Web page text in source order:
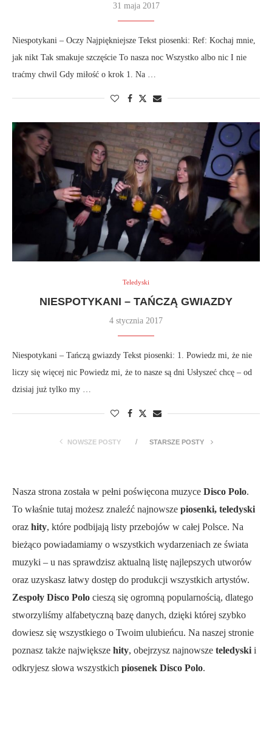
31 maja 2017
Niespotykani – Oczy Najpiękniejsze Tekst piosenki: Ref: Kochaj mnie,
jak nikt Tak smakuje szczęście To nasza noc Wszystko albo nic I nie
traćmy chwil Gdy miłość o krok 1. Na …
Teledyski
NIESPOTYKANI – TAŃCZĄ GWIAZDY
4 stycznia 2017
Niespotykani – Tańczą gwiazdy Tekst piosenki: 1. Powiedz mi, że nie
liczy się więcej nic Powiedz mi, że to nasze są dni Usłyszeć chcę – od
dzisiaj już tylko my …
NOWSZE POSTY STARSZE POSTY
Nasza strona została w pełni poświęcona muzyce Disco Polo.
To właśnie tutaj możesz znaleźć najnowsze piosenki, teledyski
oraz hity, które podbijają listy przebojów w całej Polsce. Na
bieżąco powiadamiamy o wszystkich wydarzeniach ze świata
muzyki – u nas sprawdzisz aktualną listę najlepszych utworów
oraz uzyskasz łatwy dostęp do produkcji wszystkich artystów.
Zespoły Disco Polo cieszą się ogromną popularnością, dlatego
stworzyliśmy alfabetyczną bazę danych, dzięki której szybko
dowiesz się wszystkiego o Twoim ulubieńcu. Na naszej stronie
poznasz także największe hity, obejrzysz najnowsze teledyski i
odkryjesz słowa wszystkich piosenek Disco Polo.